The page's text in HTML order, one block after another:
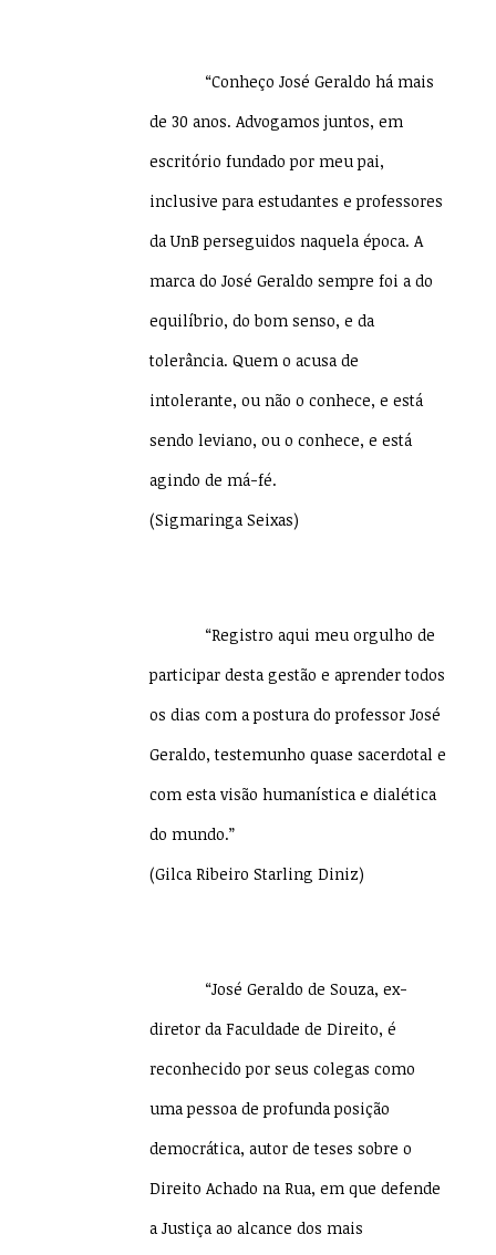
“Conheço José Geraldo há mais
de 30 anos. Advogamos juntos, em
escritório fundado por meu pai,
inclusive para estudantes e professores
da UnB perseguidos naquela época. A
marca do José Geraldo sempre foi a do
equilíbrio, do bom senso, e da
tolerância. Quem o acusa de
intolerante, ou não o conhece, e está
sendo leviano, ou o conhece, e está
agindo de má-fé.
(Sigmaringa Seixas)
“Registro aqui meu orgulho de
participar desta gestão e aprender todos
os dias com a postura do professor José
Geraldo, testemunho quase sacerdotal e
com esta visão humanística e dialética
do mundo.”
(Gilca Ribeiro Starling Diniz)
“José Geraldo de Souza, ex-
diretor da Faculdade de Direito, é
reconhecido por seus colegas como
uma pessoa de profunda posição
democrática, autor de teses sobre o
Direito Achado na Rua, em que defende
a Justiça ao alcance dos mais